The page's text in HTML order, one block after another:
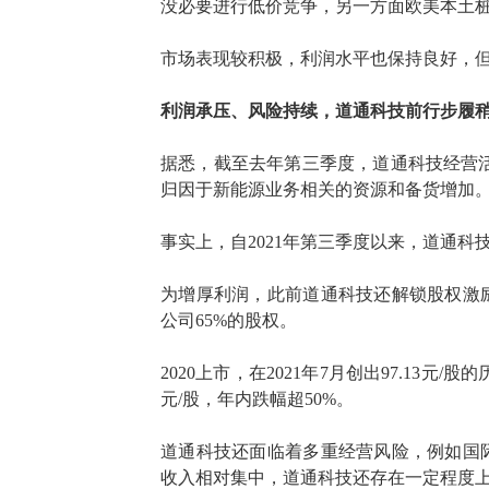
没必要进行低价竞争，另一方面欧美本土
市场表现较积极，利润水平也保持良好，
利润承压、风险持续，道通科技前行步履
据悉， 截至去年第三季度 ，道通科技经营
归因于新能源业务相关的资源和备货增加
事实上，自2021年第三季度以来，道通科
为增厚利润， 此前道通科技还解锁股权激
公司 65%的股权。
2020 上市，在2021年7月创出97.13元/股
元/股，年内跌幅超50%。
道通科技还面临着多重经营风险，例如
收入相对集中，道通科技还存在一定程度